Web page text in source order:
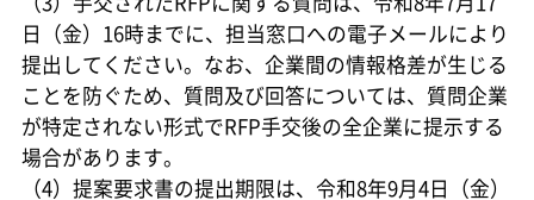
日（金）16時までに、担当窓口への電子メールにより
提出してください。なお、企業間の情報格差が生じる
ことを防ぐため、質問及び回答については、質問企業
が特定されない形式でRFP手交後の全企業に提示する
場合があります。
（4）提案要求書の提出期限は、令和8年9月4日（金）